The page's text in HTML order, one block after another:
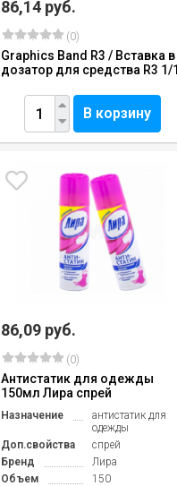
86,14 руб.
(0)
Graphics Band R3 / Вставка в
дозатор для средства R3 1/
В корзину
86,09 руб.
(0)
Антистатик для одежды
150мл Лира спрей
Назначение
антистатик для
одежды
Доп.свойства
спрей
Бренд
Лира
Объем
150